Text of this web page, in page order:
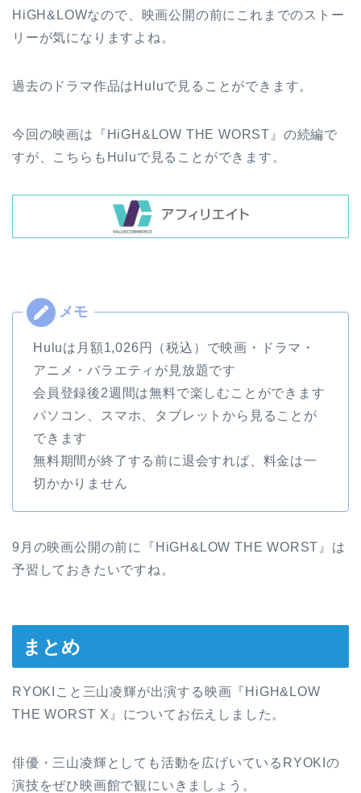
HiGH&LOWなので、映画公開の前にこれまでのストー
リーが気になりますよね。
過去のドラマ作品はHuluで見ることができます。
今回の映画は『HiGH&LOW THE WORST』の続編で
すが、こちらもHuluで見ることができます。
Huluは月額1,026円（税込）で映画・ドラマ・
アニメ・バラエティが見放題です
会員登録後2週間は無料で楽しむことができます
パソコン、スマホ、タブレットから見ることが
できます
無料期間が終了する前に退会すれば、料金は一
切かかりません
9月の映画公開の前に『HiGH&LOW THE WORST』は
予習しておきたいですね。
まとめ
RYOKIこと三山凌輝が出演する映画『HiGH&LOW
THE WORST X』についてお伝えしました。
俳優・三山凌輝としても活動を広げいているRYOKIの
演技をぜひ映画館で観にいきましょう。